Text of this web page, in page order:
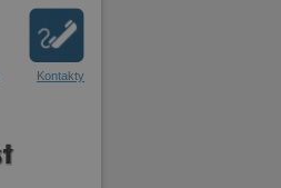
Kontakty